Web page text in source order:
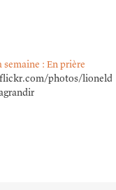
in/dateposted/
: En prière
photos/